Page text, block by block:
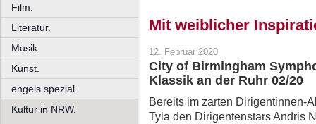
Film.
Literatur.
Musik.
Kunst.
engels spezial.
Kultur in NRW.
Mit weiblicher
12. Februar 2020
City of Birmingham
Klassik an der Ruhr 02/20
Bereits im zarten Dirigentinnen-
Tyla den Dirigentenstars Andris